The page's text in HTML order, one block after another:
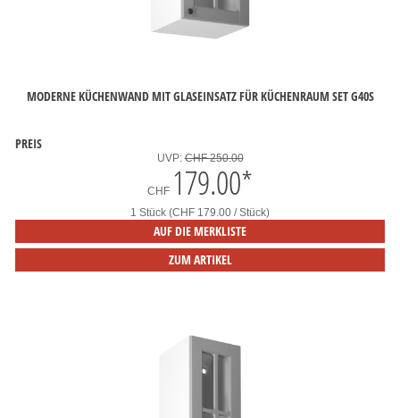
MODERNE KÜCHENWAND MIT GLASEINSATZ FÜR KÜCHENRAUM SET G40S
PREIS
UVP:CHF 250.00
CHF 179.00*
1 Stück (CHF 179.00 / Stück)
AUF DIE MERKLISTE
ZUM ARTIKEL